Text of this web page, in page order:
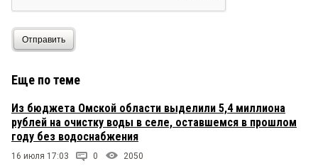
Отправить
Еще по теме
Из бюджета Омской области выделили 5,4 миллиона
рублей на очистку воды в селе, оставшемся в прошлом
году без водоснабжения
16 июля 17:03 0 2050